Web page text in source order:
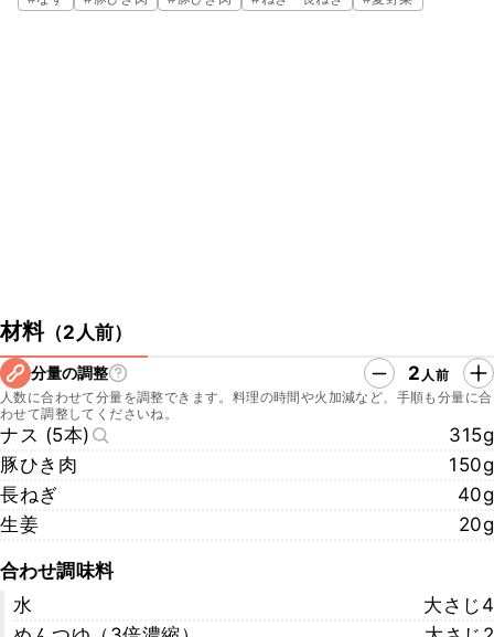
庭でも挑戦してみてくださいね。
http://nihonbashi-yukari.com/
▼クラシル公式SNSはこちら
・クラシルYouTube
https://www.youtube.com/watch?v=UtLVNWqsw4w
・クラシルTikTok
https://www.tiktok.com/@kurashiru.com
・クラシルInstagram
https://www.instagram.com/kurashiru/
https://twitter.com/kurashiru0119
材料（2人前）
分量の調整 2 人前
人数に合わせて分量を調整できます。料理の時間や火加減など、手順も分量に合
わせて調整してくださいね。
ナス (5本)
315g
豚ひき肉
150g
長ねぎ
40g
生姜
20g
合わせ調味料
水
大さじ4